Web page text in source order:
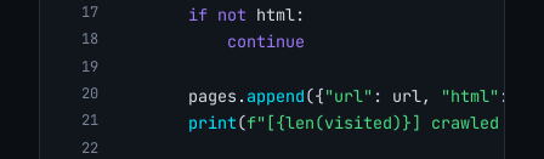
if not html:
continue
        pages.
append({"url" : url, "html" :
print(f"[{len(visited)}] crawled